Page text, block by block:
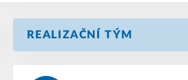
REALIZAČNÍ TÝM